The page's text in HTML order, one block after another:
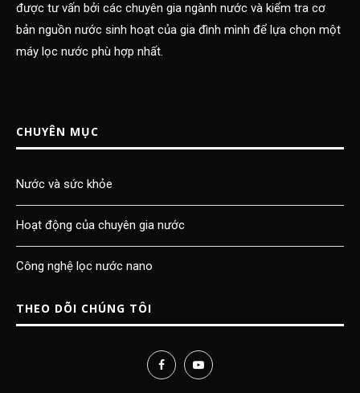
được tư vấn bởi các chuyên gia ngành nước và kiểm tra cơ
bản nguồn nước sinh hoạt của gia đình mình để lựa chọn một
máy lọc nước phù hợp nhất.
CHUYÊN MỤC
Nước và sức khỏe
Hoạt động của chuyên gia nước
Công nghệ lọc nước nano
THEO DÕI CHÚNG TÔI